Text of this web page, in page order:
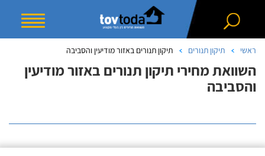
ראשי תיקון תנורים תיקון תנורים באזור מודיעין והסביבה
השוואת מחירי תיקון תנורים באזור מודיעין
והסביבה